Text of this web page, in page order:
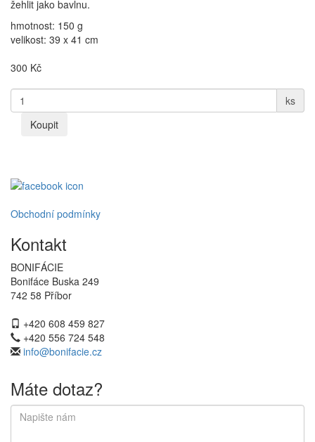
žehlit jako bavlnu.
hmotnost: 150 g
velikost: 39 x 41 cm
300 Kč
ks
Koupit
Obchodní podmínky
Kontakt
BONIFÁCIE
Bonifáce Buska 249
742 58 Příbor
+420 608 459 827
+420 556 724 548
info@bonifacie.cz
Máte dotaz?